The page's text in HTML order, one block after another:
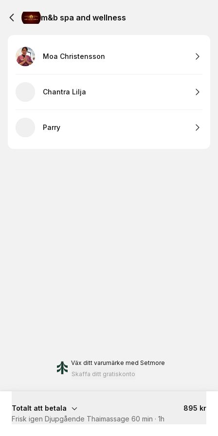
m&b spa and wellness
Moa Christensson
Chantra Lilja
Parry
Väx ditt varumärke med Setmore
Skaffa ditt gratiskonto
Totalt att betala
895 kr
Frisk igen Djupgående Thaimassage 60 min · 1h